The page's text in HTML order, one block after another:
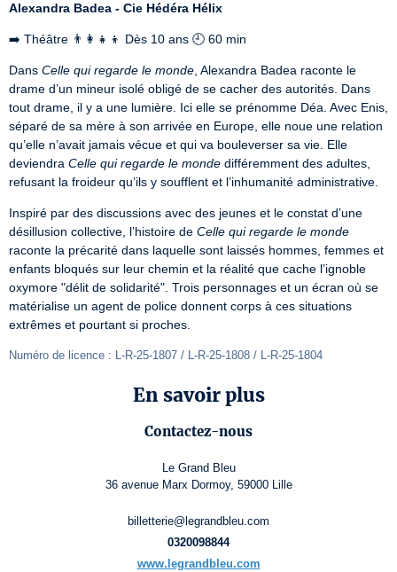
Alexandra Badea - Cie Hédéra Hélix
➡️ Théâtre 👨‍👩‍👧‍👦 Dès 10 ans 🕘 60 min
Dans Celle qui regarde le monde , Alexandra Badea raconte le
drame d’un mineur isolé obligé de se cacher des autorités. Dans
tout drame, il y a une lumière. Ici elle se prénomme Déa. Avec Enis,
séparé de sa mère à son arrivée en Europe, elle noue une relation
qu’elle n’avait jamais vécue et qui va bouleverser sa vie. Elle
deviendra Celle qui regarde le monde différemment des adultes,
refusant la froideur qu’ils y soufflent et l’inhumanité administrative.
Inspiré par des discussions avec des jeunes et le constat d’une
désillusion collective, l’histoire de Celle qui regarde le monde
raconte la précarité dans laquelle sont laissés hommes, femmes et
enfants bloqués sur leur chemin et la réalité que cache l’ignoble
oxymore "délit de solidarité". Trois personnages et un écran où se
matérialise un agent de police donnent corps à ces situations
extrêmes et pourtant si proches.
Numéro de licence : L-R-25-1807 / L-R-25-1808 / L-R-25-1804
En savoir plus
Contactez-nous
Le Grand Bleu
36 avenue Marx Dormoy, 59000 Lille
billetterie@legrandbleu.com
0320098844
www.legrandbleu.com